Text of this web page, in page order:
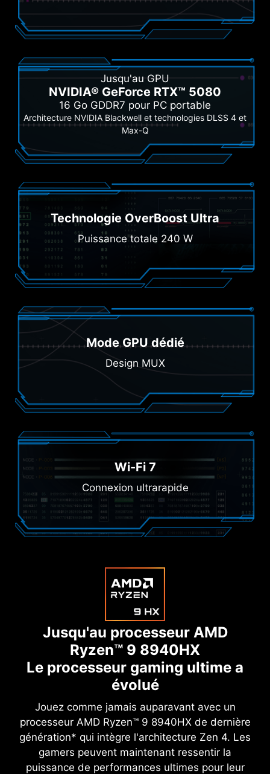
Jusqu'au GPU
NVIDIA® GeForce RTX™ 5080
16 Go GDDR7 pour PC portable
Architecture NVIDIA Blackwell et technologies DLSS 4 et
Max-Q
Technologie OverBoost Ultra
Puissance totale 240 W
Mode GPU dédié
Design MUX
Wi-Fi 7
Connexion ultrarapide
Jusqu'au processeur AMD
Ryzen™ 9 8940HX
Le processeur gaming ultime a
évolué
Jouez comme jamais auparavant avec un
processeur AMD Ryzen™ 9 8940HX de dernière
génération* qui intègre l'architecture Zen 4. Les
gamers peuvent maintenant ressentir la
puissance de performances ultimes pour leur